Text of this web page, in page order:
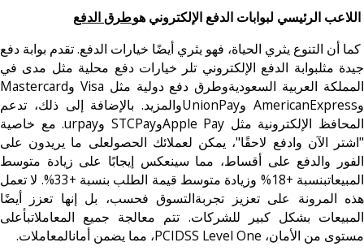
اللاعب الرئيسي لبوابات الدفع الإلكتروني هوطرق الدفع
كما أن التنوع يثري الحياة، فهو يثري أيضًا خيارات الدفع. تقدم بوابة دفع
جيدة مثلبوابة الدفع الإلكتروني تلر خيارات دفع محلية مثل مدى في
المملكة العربية السعوديةوطرق دفع دولية مثل Visa وMastercard
وAmericanExpress وUnionPayوالمزيد. بالإضافة إلى ذلك، تدعم
المحافظ الإلكترونية مثل Apple PayوSTCPay وurpay. مع خاصية
"اشتر الآن وادفع لاحقًا"، يمكن لعملائك الحصولعلى ما يريدون على
الفور والدفع على أقساط، مما سينعكس إيجابًا على زيادة متوسط
المبيعاتبنسبة +18% وزيادة متوسط قيمة الطلب بنسبة +33%. لا تعمل
هذه المرونة على تعزيز تجربةالتسوق فحسب، بل إنها تعزز أيضًا
المبيعات بشكل كبير للشركات. تتم معالجة جميع المعاملاتبأعلى
مستوى من الأمان، PCIDSS Level One، مما يضمن أمانالمعاملات.